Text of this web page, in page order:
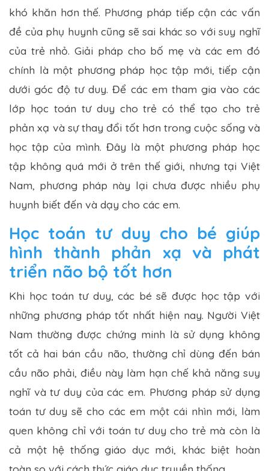
khó khăn hơn thế. Phương pháp tiếp cận các vấn
đề của phụ huynh cũng sẽ sai khác so với suy nghĩ
của trẻ nhỏ. Giải pháp cho bố mẹ và các em đó
chính là một phương pháp học tập mới, tiếp cận
dưới góc độ tư duy. Để các em tham gia vào các
lớp học toán tư duy cho trẻ có thể tạo cho trẻ
phản xạ và sự thay đổi tốt hơn trong cuộc sống và
học tập của mình. Đây là một phương pháp học
tập không quá mới ở trên thế giới, nhưng tại Việt
Nam, phương pháp này lại chưa được nhiều phụ
huynh biết đến và dạy cho các em.
Học toán tư duy cho bé giúp
hình thành phản xạ và phát
triển não bộ tốt hơn
Khi học toán tư duy, các bé sẽ được học tập với
những phương pháp tốt nhất hiện nay. Người Việt
Nam thường được chứng minh là sử dụng không
tốt cả hai bán cầu não, thường chỉ dùng đến bán
cầu não phải, điều này làm hạn chế khả năng suy
nghĩ và tư duy của các em. Phương pháp sử dụng
toán tư duy sẽ cho các em một cái nhìn mới, làm
quen không chỉ với toán tư duy cho trẻ mà còn là
cả một hệ thống giáo dục mới, khác biệt hoàn